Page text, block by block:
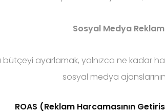
Sosyal Medya Reklam
bütçeyi ayarlamak, yalnızca ne kadar
sosyal medya
ROAS (Reklam Harcamasının